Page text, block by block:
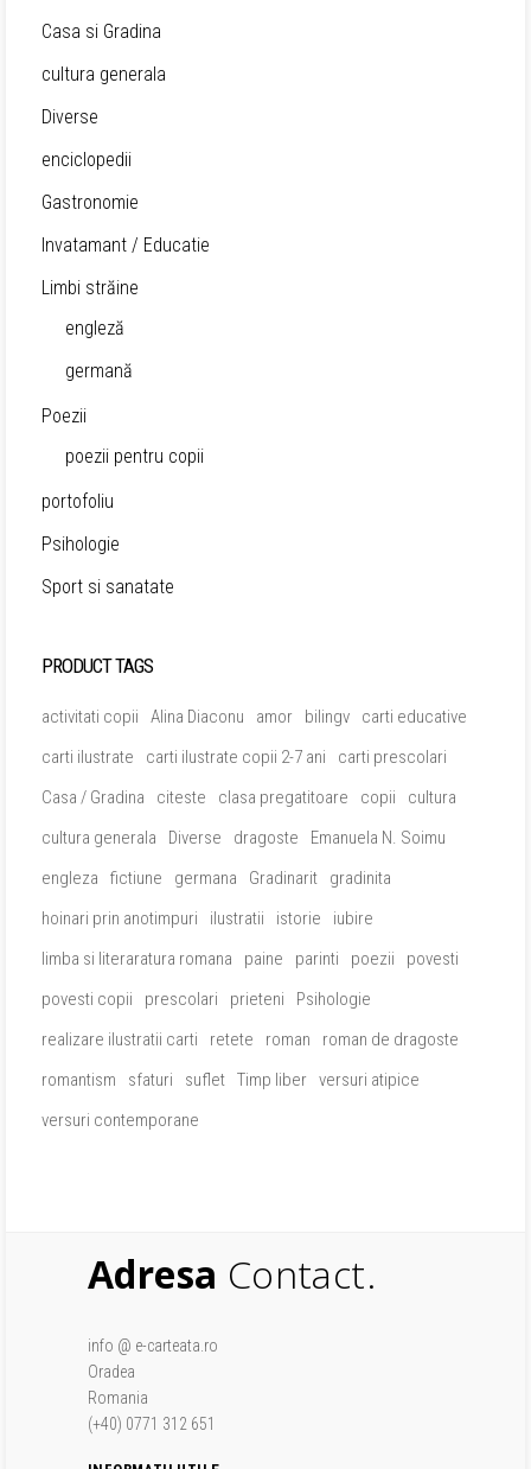
Casa si Gradina
cultura generala
Diverse
enciclopedii
Gastronomie
Invatamant / Educatie
Limbi străine
engleză
germană
Poezii
poezii pentru copii
portofoliu
Psihologie
Sport si sanatate
PRODUCT TAGS
activitati copii Alina Diaconu amor bilingv
carti educative
carti ilustrate
carti ilustrate copii 2-7 ani
carti prescolari
Casa / Gradina
citeste clasa pregatitoare copii
cultura
cultura generala
Diverse dragoste
Emanuela N. Soimu
engleza
fictiune germana Gradinarit
gradinita
hoinari prin anotimpuri
ilustratii istorie
iubire
limba si literaratura romana
paine parinti poezii
povesti
povesti copii
prescolari prieteni
Psihologie
realizare ilustratii carti
retete roman
roman de dragoste
romantism
sfaturi suflet Timp liber versuri atipice
versuri contemporane
Adresa Contact.
info @ e-carteata.ro
Oradea
Romania
(+40) 0771 312 651